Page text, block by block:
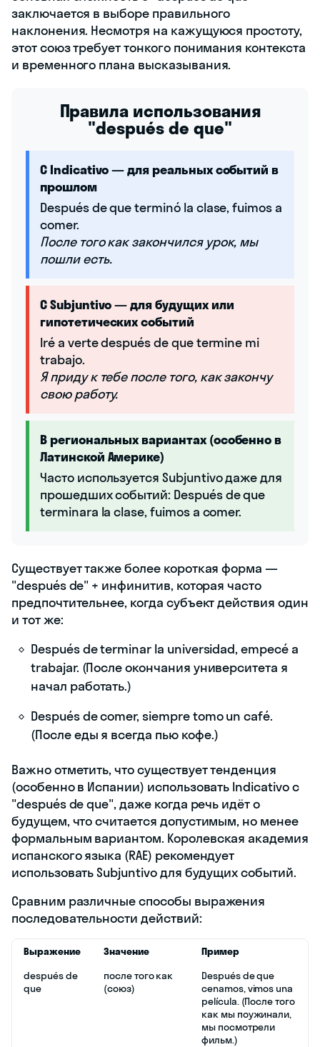
заключается в выборе правильного
наклонения. Несмотря на кажущуюся простоту,
этот союз требует тонкого понимания контекста
и временного плана высказывания.
Правила использования
"después de que"
С Indicativo — для реальных событий в
прошлом
Después de que terminó la clase, fuimos a
comer.
После того как закончился урок, мы
пошли есть.
С Subjuntivo — для будущих или
гипотетических событий
Iré a verte después de que termine mi
trabajo.
Я приду к тебе после того, как закончу
свою работу.
В региональных вариантах (особенно в
Латинской Америке)
Часто используется Subjuntivo даже для
прошедших событий: Después de que
terminara la clase, fuimos a comer.
Существует также более короткая форма —
"después de" + инфинитив, которая часто
предпочтительнее, когда субъект действия один
и тот же:
Después de terminar la universidad, empecé a
trabajar. (После окончания университета я
начал работать.)
Después de comer, siempre tomo un café.
(После еды я всегда пью кофе.)
Важно отметить, что существует тенденция
(особенно в Испании) использовать Indicativo с
"después de que", даже когда речь идёт о
будущем, что считается допустимым, но менее
формальным вариантом. Королевская академия
испанского языка (RAE) рекомендует
использовать Subjuntivo для будущих событий.
Сравним различные способы выражения
последовательности действий:
Выражение Значение
Пример
después de
que
после того как
(союз)
Después de que
cenamos, vimos una
película. (После того
как мы поужинали,
мы посмотрели
фильм.)